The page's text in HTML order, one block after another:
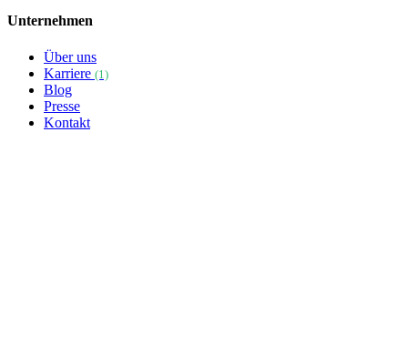
Unternehmen
Über uns
Karriere (1)
Blog
Presse
Kontakt